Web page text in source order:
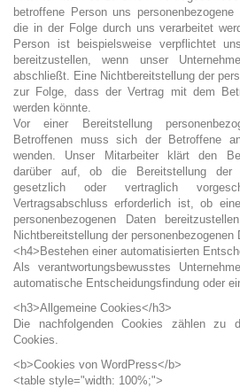
betroffene Person uns
die in der Folge durch uns verarbeitet
Person ist beispielsweise verpflichtet
bereitzustellen, wenn unser
abschließt. Eine Nichtbereitstellung der
zur Folge, dass der Vertrag mit dem
werden könnte.
Vor einer Bereitstellung
Betroffenen muss sich der Betroffene
wenden. Unser Mitarbeiter klärt den
darüber auf, ob die Bereitstellung der
gesetzlich oder vertraglich
Vertragsabschluss erforderlich ist, ob
personenbezogenen Daten
Nichtbereitstellung der personenbezogenen
<h4>Bestehen einer automatisierten
Als verantwortungsbewusstes
automatische Entscheidungsfindung oder
<h3>Allgemeine Cookies</h3>
Die nachfolgenden Cookies zählen zu
Cookies.
<b>Cookies von WordPress</b>
<table style="width: 100%;">